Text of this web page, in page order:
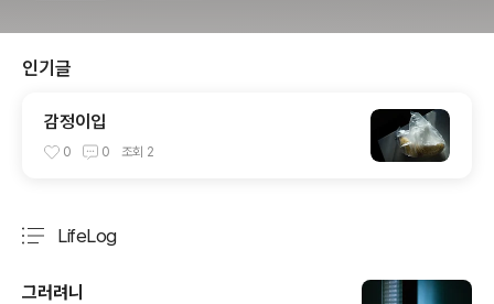
인기글
감정이입
0 0 조회 2
LifeLog
그러려니